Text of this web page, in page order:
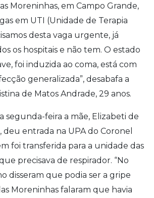
Moreninhas, em Campo Grande,
em UTI (Unidade de Terapia
desta vaga urgente, já
os hospitais e não tem. O estado
foi induzida ao coma, está com
generalizada”, desabafa a
de Matos Andrade, 29 anos.
segunda-feira a mãe, Elizabeti de
deu entrada na UPA do Coronel
foi transferida para a unidade das
precisava de respirador. “No
disseram que podia ser a gripe
Moreninhas falaram que havia